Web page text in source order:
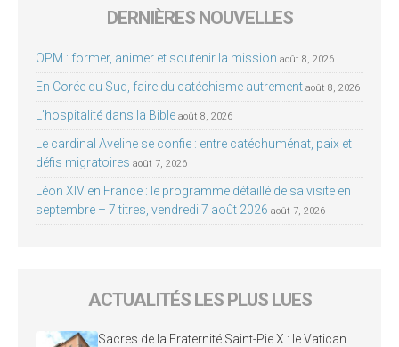
DERNIÈRES NOUVELLES
OPM : former, animer et soutenir la mission août 8, 2026
En Corée du Sud, faire du catéchisme autrement août 8, 2026
L’hospitalité dans la Bible août 8, 2026
Le cardinal Aveline se confie : entre catéchuménat, paix et
défis migratoires août 7, 2026
Léon XIV en France : le programme détaillé de sa visite en
septembre – 7 titres, vendredi 7 août 2026 août 7, 2026
ACTUALITÉS LES PLUS LUES
Sacres de la Fraternité Saint-Pie X : le Vatican